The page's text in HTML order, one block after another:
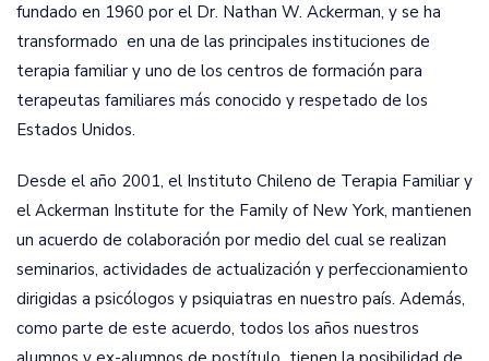
fundado en 1960 por el Dr. Nathan W. Ackerman, y se ha
transformado en una de las principales instituciones de
terapia familiar y uno de los centros de formación para
terapeutas familiares más conocido y respetado de los
Estados Unidos.
Desde el año 2001, el Instituto Chileno de Terapia Familiar y
el Ackerman Institute for the Family of New York, mantienen
un acuerdo de colaboración por medio del cual se realizan
seminarios, actividades de actualización y perfeccionamiento
dirigidas a psicólogos y psiquiatras en nuestro país. Además,
como parte de este acuerdo, todos los años nuestros